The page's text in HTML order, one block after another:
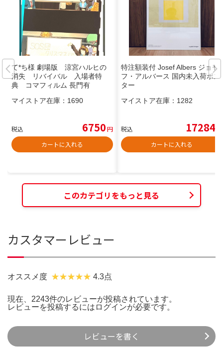
て*ち様 劇場版 涼宮ハルヒの
消失 リバイバル 入場者特
典 コマフィルム 長門有
マイストア在庫： 1690
税込 6750円
カートに入れる
特注額装付 Josef Albers ジョセ
フ・アルバース 国内未入荷ポス
ター
マイストア在庫： 1282
税込 17284
カートに入れる
このカテゴリをもっと見る
カスタマーレビュー
オススメ度 4.3点
現在、2243件のレビューが投稿されています。
レビューを投稿するには ログインが必要です。
レビューを書く